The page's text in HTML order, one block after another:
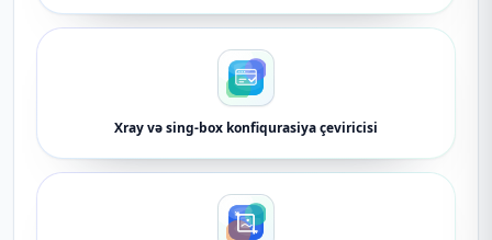
Xray və sing-box konfiqurasiya çeviricisi